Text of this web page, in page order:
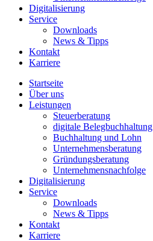
Digitalisierung
Service
Downloads
News & Tipps
Kontakt
Karriere
Startseite
Über uns
Leistungen
Steuerberatung
digitale Belegbuchhaltung
Buchhaltung und Lohn
Unternehmensberatung
Gründungsberatung
Unternehmensnachfolge
Digitalisierung
Service
Downloads
News & Tipps
Kontakt
Karriere